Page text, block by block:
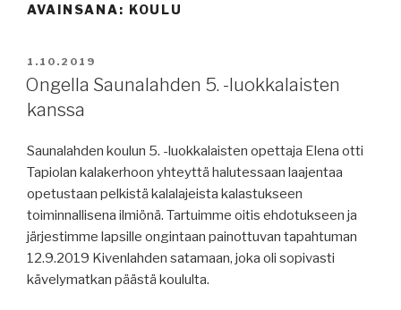
AVAINSANA: KOULU
JULKAISTU
1.10.2019
Ongella Saunalahden 5. -luokkalaisten
kanssa
Saunalahden koulun 5. -luokkalaisten opettaja Elena otti
Tapiolan kalakerhoon yhteyttä halutessaan laajentaa
opetustaan pelkistä kalalajeista kalastukseen
toiminnallisena ilmiönä. Tartuimme oitis ehdotukseen ja
järjestimme lapsille ongintaan painottuvan tapahtuman
12.9.2019 Kivenlahden satamaan, joka oli sopivasti
kävelymatkan päästä koululta.